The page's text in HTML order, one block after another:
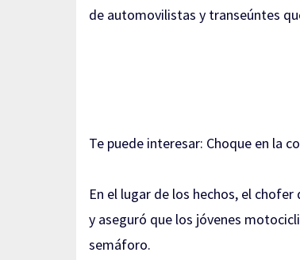
de automovilistas y transeúntes
Te puede interesar: Choque en la
En el lugar de los hechos, el
y aseguró que los jóvenes
semáforo.